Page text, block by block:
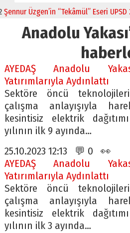
Üzgen’in “Tekâmül” Eseri UPSD
Anadolu
AYEDAŞ Anadolu
Yatırımlarıyla Aydınlattı
Sektöre öncü
çalışma anlayışıyla
kesintisiz elektrik
yılının ilk 9 ayında…
25.10.2023 12:13 💬 0 👀
AYEDAŞ Anadolu
Yatırımlarıyla Aydınlattı
Sektöre öncü
çalışma anlayışıyla
kesintisiz elektrik
yılının ilk 3 ayında…